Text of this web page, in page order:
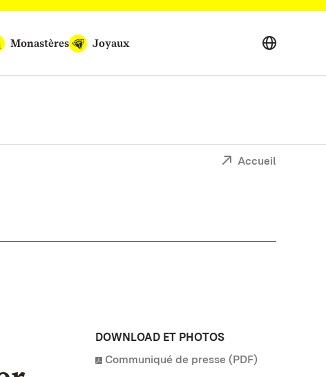
Monastères Joyaux
Accueil
DOWNLOAD ET PHOTOS
Communiqué de presse (PDF)